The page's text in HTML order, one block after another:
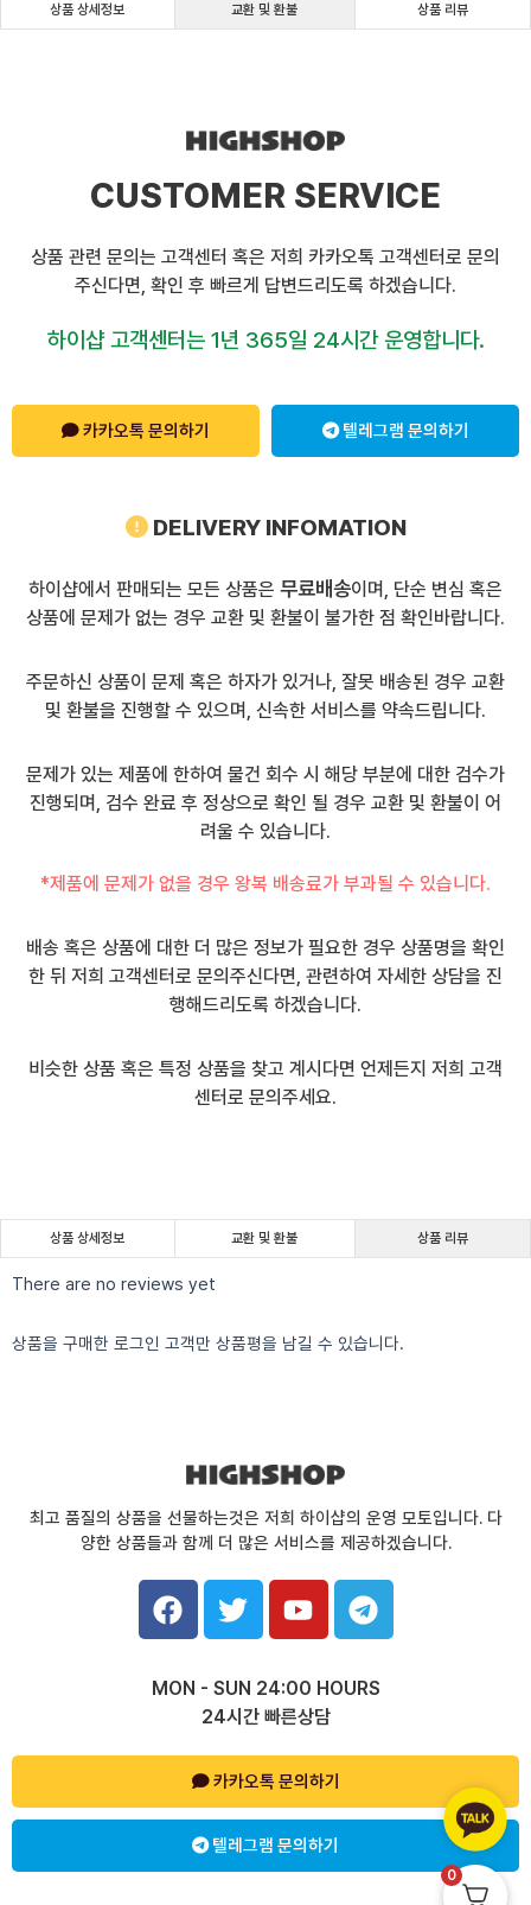
상품 상세정보 교환 및 환불 상품 리뷰
CUSTOMER SERVICE
상품 관련 문의는 고객센터 혹은 저희 카카오톡 고객센터로 문의
주신다면, 확인 후 빠르게 답변드리도록 하겠습니다.
하이샵 고객센터는 1년 365일 24시간 운영합니다.
카카오톡 문의하기 텔레그램 문의하기
DELIVERY INFOMATION
하이샵에서 판매되는 모든 상품은 무료배송이며, 단순 변심 혹은
상품에 문제가 없는 경우 교환 및 환불이 불가한 점 확인바랍니다.
주문하신 상품이 문제 혹은 하자가 있거나, 잘못 배송된 경우 교환
및 환불을 진행할 수 있으며, 신속한 서비스를 약속드립니다.
문제가 있는 제품에 한하여 물건 회수 시 해당 부분에 대한 검수가
진행되며, 검수 완료 후 정상으로 확인 될 경우 교환 및 환불이 어
려울 수 있습니다.
*제품에 문제가 없을 경우 왕복 배송료가 부과될 수 있습니다.
배송 혹은 상품에 대한 더 많은 정보가 필요한 경우 상품명을 확인
한 뒤 저희 고객센터로 문의주신다면, 관련하여 자세한 상담을 진
행해드리도록 하겠습니다.
비슷한 상품 혹은 특정 상품을 찾고 계시다면 언제든지 저희 고객
센터로 문의주세요.
상품 상세정보 교환 및 환불 상품 리뷰
There are no reviews yet
상품을 구매한 로그인 고객만 상품평을 남길 수 있습니다.
최고 품질의 상품을 선물하는것은 저희 하이샵의 운영 모토입니다. 다
양한 상품들과 함께 더 많은 서비스를 제공하겠습니다.
F
a
c
b
o
T
w
i
t
e
r
Y
o
u
u
b
e
T
e
l
g
a
MON - SUN 24:00 HOURS
24시간 빠른상담
카카오톡 문의하기
텔레그램 문의하기
0